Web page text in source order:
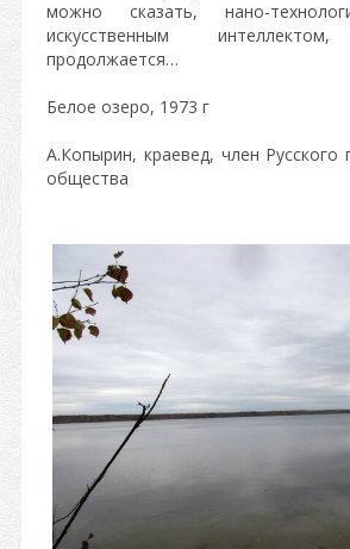
можно сказать, нано-
искусственным
продолжается…
Белое озеро, 1973 г
А.Копырин, краевед, член Русского
общества